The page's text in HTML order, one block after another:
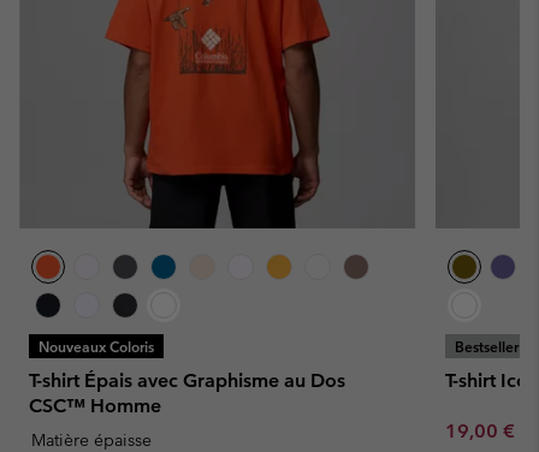
Nouveaux Coloris
T-shirt Épais avec Graphisme au Dos
CSC™ Homme
Matière épaisse
Bestseller
T-shirt
Minimum
19,00 €